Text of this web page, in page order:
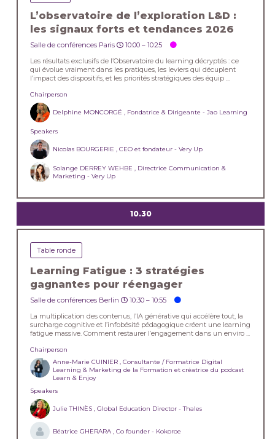
L’observatoire de l’exploration L&D :
les signaux forts et tendances 2026
Salle de conférences Paris 10:00 –10:25
Les résultats exclusifs de l’Observatoire du learning décryptés : ce
qui évolue vraiment dans les pratiques, les leviers qui décuplent
l’impact des dispositifs, et les priorités stratégiques des équip ...
Chairperson
Delphine MONCORGÉ , Fondatrice & Dirigeante - Jao Learning
Speakers
Nicolas BOURGERIE , CEO et fondateur - Very Up
Solange DERREY WEHBE , Directrice Communication &
Marketing - Very Up
10.30
Table ronde
Learning Fatigue : 3 stratégies
gagnantes pour réengager
Salle de conférences Berlin 10:30 –10:55
La multiplication des contenus, l’IA générative qui accélère tout, la
surcharge cognitive et l’infobésité pédagogique créent une learning
fatigue massive. Comment restaurer l’engagement dans un enviro ...
Chairperson
Anne-Marie CUINIER , Consultante / Formatrice Digital
Learning & Marketing de la Formation et créatrice du podcast
Learn & Enjoy
Speakers
Julie THINÈS , Global Education Director - Thales
Béatrice GHERARA , Co founder - Kokoroe